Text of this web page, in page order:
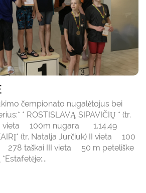
čempionato nugalėtojus bei
* ROSTISLAVĄ SIPAVIČIŲ * (tr.
I vieta 100m nugara 1.14,49
(tr. Natalja Jurčiuk) II vieta 100
278 taškai III vieta 50 m peteliške